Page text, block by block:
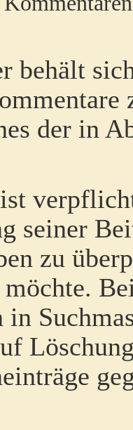
behält
der in
seiner
zu
in